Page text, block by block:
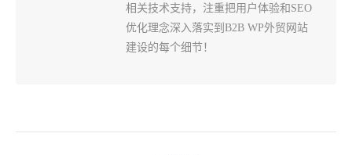
相关技术支持，注重把用户体验和SEO
优化理念深入落实到B2B WP外贸网站
建设的每个细节！